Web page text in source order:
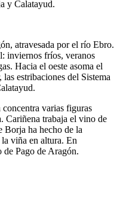
y Calatayud.
atravesada por el río Ebro.
inviernos fríos, veranos
Hacia el oeste asoma el
estribaciones del Sistema
varias figuras
Cariñena trabaja el vino de
Borja ha hecho de la
viña en altura. En
Pago de Aragón.